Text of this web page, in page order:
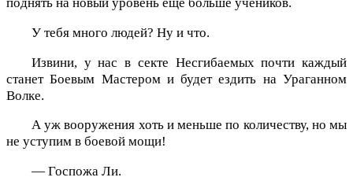
У тебя много людей? Ну и что.
Извини, у нас в секте Несгибаемых почти каждый
станет Боевым Мастером и будет ездить на Ураганном
Волке.
А уж вооружения хоть и меньше по количеству, но мы
не уступим в боевой мощи!
— Госпожа Ли.